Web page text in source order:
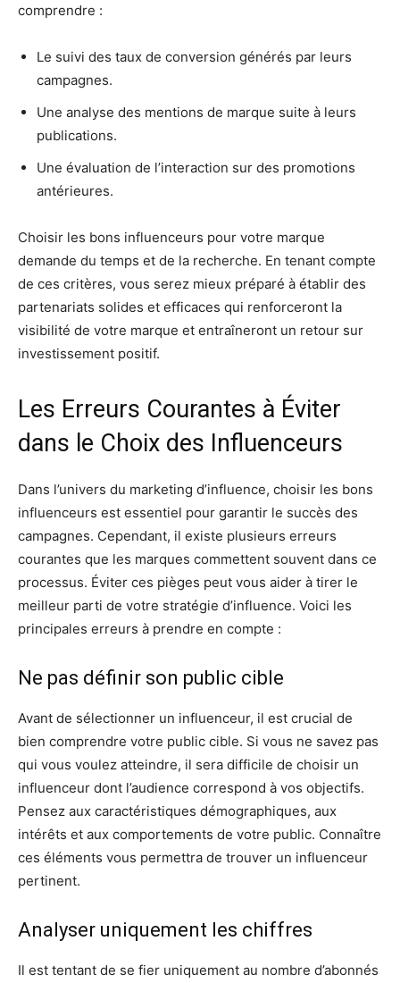
comprendre :
Le suivi des taux de conversion générés par leurs
campagnes.
Une analyse des mentions de marque suite à leurs
publications.
Une évaluation de l’interaction sur des promotions
antérieures.
Choisir les bons influenceurs pour votre marque
demande du temps et de la recherche. En tenant compte
de ces critères, vous serez mieux préparé à établir des
partenariats solides et efficaces qui renforceront la
visibilité de votre marque et entraîneront un retour sur
investissement positif.
Les Erreurs Courantes à Éviter
dans le Choix des Influenceurs
Dans l’univers du marketing d’influence, choisir les bons
influenceurs est essentiel pour garantir le succès des
campagnes. Cependant, il existe plusieurs erreurs
courantes que les marques commettent souvent dans ce
processus. Éviter ces pièges peut vous aider à tirer le
meilleur parti de votre stratégie d’influence. Voici les
principales erreurs à prendre en compte :
Ne pas définir son public cible
Avant de sélectionner un influenceur, il est crucial de
bien comprendre votre public cible. Si vous ne savez pas
qui vous voulez atteindre, il sera difficile de choisir un
influenceur dont l’audience correspond à vos objectifs.
Pensez aux caractéristiques démographiques, aux
intérêts et aux comportements de votre public. Connaître
ces éléments vous permettra de trouver un influenceur
pertinent.
Analyser uniquement les chiffres
Il est tentant de se fier uniquement au nombre d’abonnés